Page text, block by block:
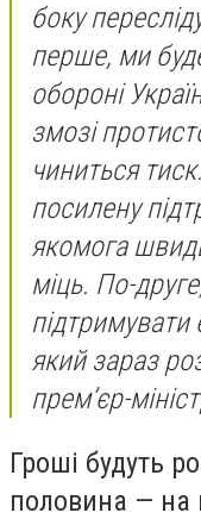
боку
перше, ми
обороні
змозі
чиниться
посилену
якомога
міць. По-
який зараз
прем’єр-
Гроші будуть
половина — на